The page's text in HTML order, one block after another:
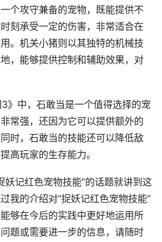
个攻守兼备的宠物，既能提供不
刻承受一定的伤害，非常适合在
。机关小猪则以其独特的机械技
，能够提供控制和辅助效果，对
》中，石敢当是一个值得选择的宠
常强，还因为它可以提供额外的
时，石敢当的技能还可以降低敌
高玩家的生存能力。
妖记红色宠物技能”的话题就讲到这
我的介绍对“捉妖记红色宠物技能”
够在今后的实践中更好地运用所
题或需要进一步的信息，请随时